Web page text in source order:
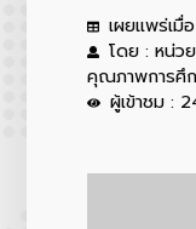
เผยแพร่เ
โดย : หน่ว
คุณภาพการศึ
ผู้เข้าชม :